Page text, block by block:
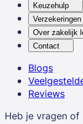
Keuzehulp
Verzekeringen
Over zakelijk
Contact
Blogs
Reviews
Heb je vragen of